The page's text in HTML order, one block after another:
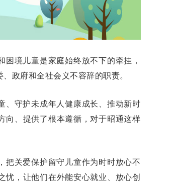
境儿童是家庭始终放不下的牵挂，
政府和全社会义不容辞的职责。
、守护未成年人健康成长、推动新时
向、提供了根本遵循，对于昭通这样
把关爱保护留守儿童作为时时放心不
忧，让他们在外能安心就业、放心创